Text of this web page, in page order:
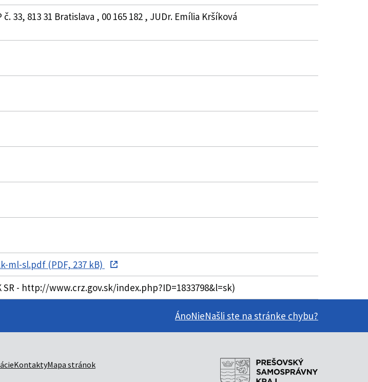
33, 813 31 Bratislava , 00 165 182 , JUDr. Emília Kršíková
ml-sl.pdf (PDF, 237 kB)
- http://www.crz.gov.sk/index.php?ID=1833798&l=sk)
ÁnoNieNašli ste na stránke chybu?
KontaktyMapa stránok